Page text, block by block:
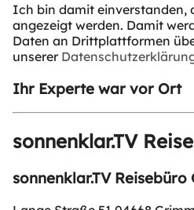
Ich bin damit einverstanden,
angezeigt werden. Damit
Daten an Drittplattformen
unserer
Ihr Experte war vor Ort
sonnenklar.TV
sonnenklar.TV Reisebüro